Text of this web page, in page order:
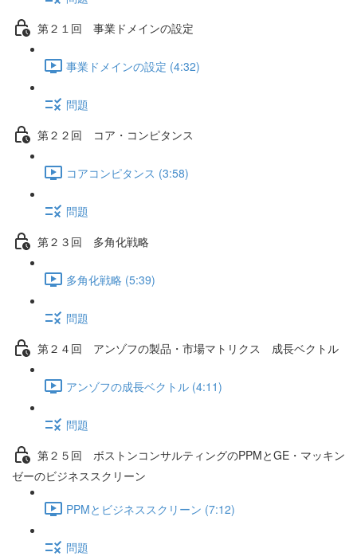
第２１回 事業ドメインの設定
事業ドメインの設定 (4:32)
問題
第２２回 コア・コンピタンス
コアコンピタンス (3:58)
問題
第２３回 多角化戦略
多角化戦略 (5:39)
問題
第２４回 アンゾフの製品・市場マトリクス 成長ベクトル
アンゾフの成長ベクトル (4:11)
問題
第２５回 ボストンコンサルティングのPPMとGE・マッキン
ゼーのビジネススクリーン
PPMとビジネススクリーン (7:12)
問題